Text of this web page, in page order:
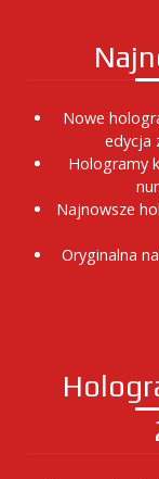
Nowe
edycja
Hologramy
Najnowsze
Oryginalna